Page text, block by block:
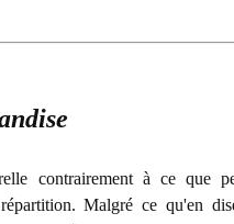
contrairement à ce que
Malgré ce qu'en